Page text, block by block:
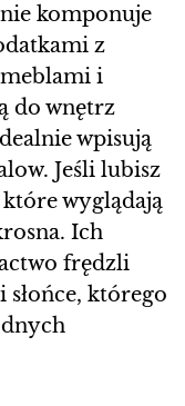
komponuje
z
i
do wnętrz
wpisują
Jeśli lubisz
wyglądają
Ich
frędzli
i słońce, którego